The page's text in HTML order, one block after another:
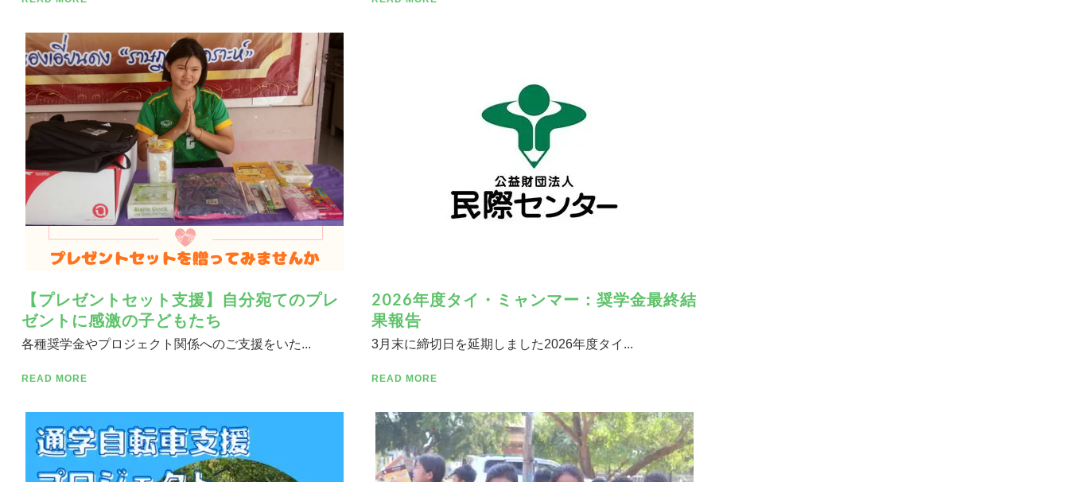
【プレゼントセット支援】自分宛てのプレ
ゼントに感激の子どもたち
各種奨学金やプロジェクト関係へのご支援をいた...
READ MORE
2026年度タイ・ミャンマー：奨学金最終結
果報告
3月末に締切日を延期しました2026年度タイ...
READ MORE